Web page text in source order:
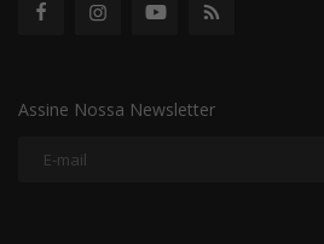
Assine Nossa Newsletter